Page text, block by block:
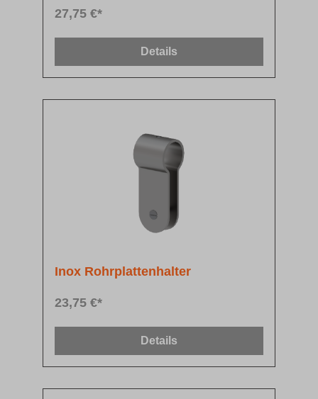
27,75 €*
Details
Inox Rohrplattenhalter
23,75 €*
Details